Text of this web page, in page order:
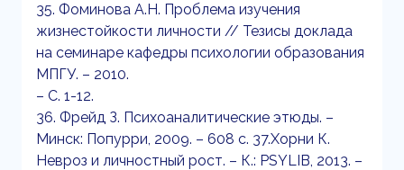
35. Фоминова А.Н. Проблема изучения
жизнестойкости личности // Тезисы доклада
на семинаре кафедры психологии образования
МПГУ. – 2010.
– С. 1-12.
36. Фрейд З. Психоаналитические этюды. –
Минск: Попурри, 2009. – 608 с. 37.Хорни К.
Невроз и личностный рост. – К.: PSYLIB, 2013. –